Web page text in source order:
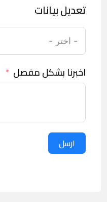
تعديل بيانات
اخبرنا بشكل مفصل
ارسل